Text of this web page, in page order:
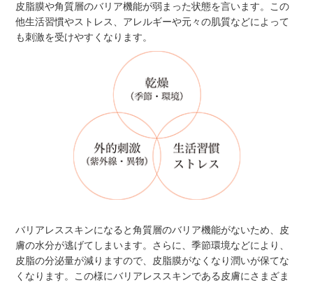
皮脂膜や角質層のバリア機能が弱まった状態を言います。この
他生活習慣やストレス、アレルギーや元々の肌質などによって
も刺激を受けやすくなります。
バリアレススキンになると角質層のバリア機能がないため、皮
膚の水分が逃げてしまいます。さらに、季節環境などにより、
皮脂の分泌量が減りますので、皮脂膜がなくなり潤いが保てな
くなります。この様にバリアレススキンである皮膚にさまざま